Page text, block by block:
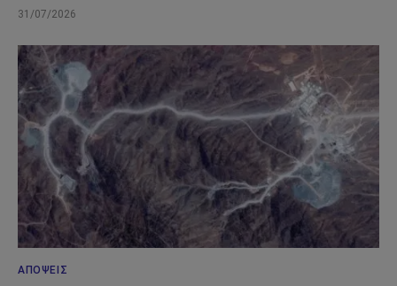
31/07/2026
ΑΠΌΨΕΙΣ